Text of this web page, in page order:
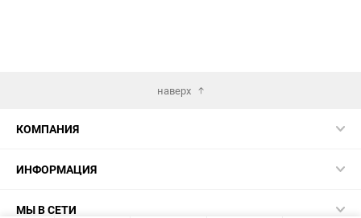
наверх
КОМПАНИЯ
ИНФОРМАЦИЯ
МЫ В СЕТИ